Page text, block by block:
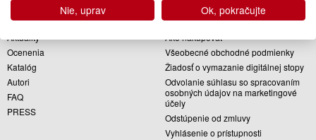
dôležitú úlohu zohráva obsah i forma, teda v ktorých sa kvalitný a náročný
obsah spája s polygraficky i výtvarne bezchybnou formou.
Aktuality
Ocenenia
Katalóg
Autori
FAQ
PRESS
Ako nakupovať
Všeobecné obchodné podmienky
Žiadosť o vymazanie digitálnej stopy
Odvolanie súhlasu so spracovaním
osobných údajov na marketingové
účely
Odstúpenie od zmluvy
Vyhlásenie o prístupnosti
Nie, uprav Ok, pokračujte